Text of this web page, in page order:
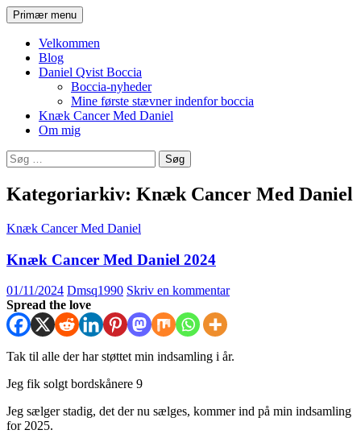
Hop
til
indhold
Daniel Qvist
SøgPrimær menu
Velkommen
Blog
Daniel Qvist Boccia
Boccia-nyheder
Mine første stævner indenfor boccia
Knæk Cancer Med Daniel
Om mig
Søg
efter:
Kategoriarkiv: Knæk Cancer Med Daniel
Knæk Cancer Med Daniel
Knæk Cancer Med Daniel 2024
01/11/2024 Dmsq1990 Skriv en kommentar
Spread the love
Tak til alle der har støttet min indsamling i år.
Jeg fik solgt bordskånere 9
Jeg sælger stadig, det der nu sælges, kommer ind på min indsamling
for 2025.